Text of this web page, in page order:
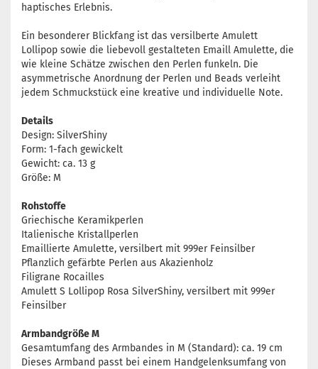
haptisches Erlebnis.
Ein besonderer Blickfang ist das versilberte Amulett
Lollipop sowie die liebevoll gestalteten Emaill Amulette, die
wie kleine Schätze zwischen den Perlen funkeln. Die
asymmetrische Anordnung der Perlen und Beads verleiht
jedem Schmuckstück eine kreative und individuelle Note.
Details
Design: SilverShiny
Form: 1-fach gewickelt
Gewicht: ca. 13 g
Größe: M
Rohstoffe
Griechische Keramikperlen
Italienische Kristallperlen
Emaillierte Amulette, versilbert mit 999er Feinsilber
Pflanzlich gefärbte Perlen aus Akazienholz
Filigrane Rocailles
Amulett S Lollipop Rosa SilverShiny, versilbert mit 999er
Feinsilber
Armbandgröße M
Gesamtumfang des Armbandes in M (Standard): ca. 19 cm
Dieses Armband passt bei einem Handgelenksumfang von